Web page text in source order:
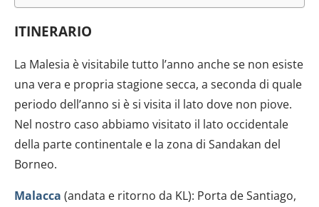
ITINERARIO
La Malesia è visitabile tutto l’anno anche se non esiste
una vera e propria stagione secca, a seconda di quale
periodo dell’anno si è si visita il lato dove non piove.
Nel nostro caso abbiamo visitato il lato occidentale
della parte continentale e la zona di Sandakan del
Borneo.
Malacca (andata e ritorno da KL): Porta de Santiago,